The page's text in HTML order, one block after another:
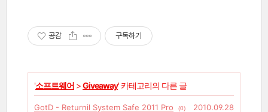
공감 구독하기
'소프트웨어 >Giveaway' 카테고리의 다른 글
GotD - Returnil System Safe 2011 Pro (0)
2010.09.28